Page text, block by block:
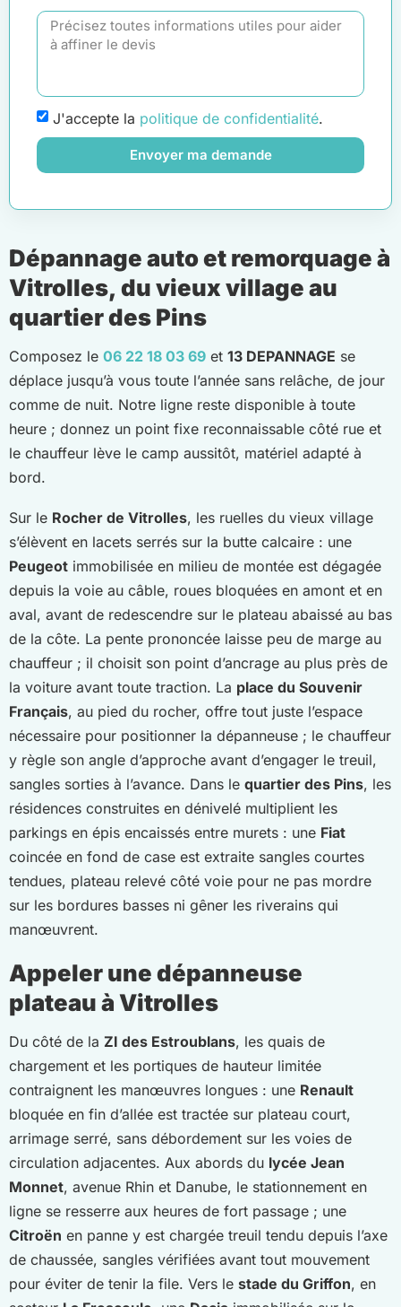
J'accepte la politique de confidentialité.
Envoyer ma demande
Dépannage auto et remorquage à
Vitrolles, du vieux village au
quartier des Pins
Composez le 06 22 18 03 69 et 13 DEPANNAGE se
déplace jusqu’à vous toute l’année sans relâche, de jour
comme de nuit. Notre ligne reste disponible à toute
heure ; donnez un point fixe reconnaissable côté rue et
le chauffeur lève le camp aussitôt, matériel adapté à
bord.
Sur le Rocher de Vitrolles, les ruelles du vieux village
s’élèvent en lacets serrés sur la butte calcaire : une
Peugeot immobilisée en milieu de montée est dégagée
depuis la voie au câble, roues bloquées en amont et en
aval, avant de redescendre sur le plateau abaissé au bas
de la côte. La pente prononcée laisse peu de marge au
chauffeur ; il choisit son point d’ancrage au plus près de
la voiture avant toute traction. La place du Souvenir
Français, au pied du rocher, offre tout juste l’espace
nécessaire pour positionner la dépanneuse ; le chauffeur
y règle son angle d’approche avant d’engager le treuil,
sangles sorties à l’avance. Dans le quartier des Pins, les
résidences construites en dénivelé multiplient les
parkings en épis encaissés entre murets : une Fiat
coincée en fond de case est extraite sangles courtes
tendues, plateau relevé côté voie pour ne pas mordre
sur les bordures basses ni gêner les riverains qui
manœuvrent.
Appeler une dépanneuse
plateau à Vitrolles
Du côté de la ZI des Estroublans, les quais de
chargement et les portiques de hauteur limitée
contraignent les manœuvres longues : une Renault
bloquée en fin d’allée est tractée sur plateau court,
arrimage serré, sans débordement sur les voies de
circulation adjacentes. Aux abords du lycée Jean
Monnet, avenue Rhin et Danube, le stationnement en
ligne se resserre aux heures de fort passage ; une
Citroën en panne y est chargée treuil tendu depuis l’axe
de chaussée, sangles vérifiées avant tout mouvement
pour éviter de tenir la file. Vers le stade du Griffon, en